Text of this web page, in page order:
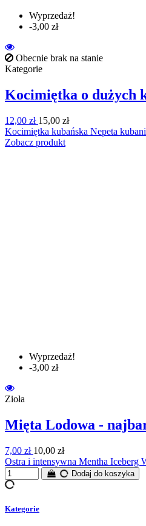
Wyprzedaż!
-3,00 zł
Obecnie brak na stanie
Kategorie
Kocimiętka o dużych
12,00 zł 15,00 zł
Kocimiętka kubańska Nepeta
Zobacz produkt
Wyprzedaż!
-3,00 zł
Zioła
Mięta Lodowa -
7,00 zł 10,00 zł
Ostra i intensywna Mentha Iceberg
Dodaj do koszyka
Kategorie